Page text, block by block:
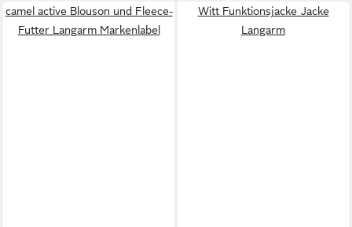
camel active Blouson und Fleece-
Futter Langarm Markenlabel
Witt Funktionsjacke Jacke
Langarm